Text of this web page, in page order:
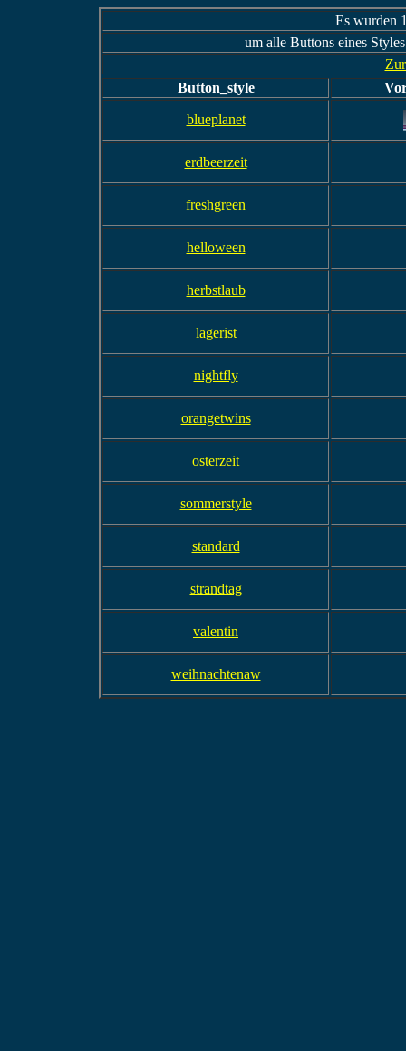
Es wurden
um alle Buttons eines
Button_style
blueplanet
erdbeerzeit
freshgreen
helloween
herbstlaub
lagerist
nightfly
orangetwins
osterzeit
sommerstyle
standard
strandtag
valentin
weihnachtenaw